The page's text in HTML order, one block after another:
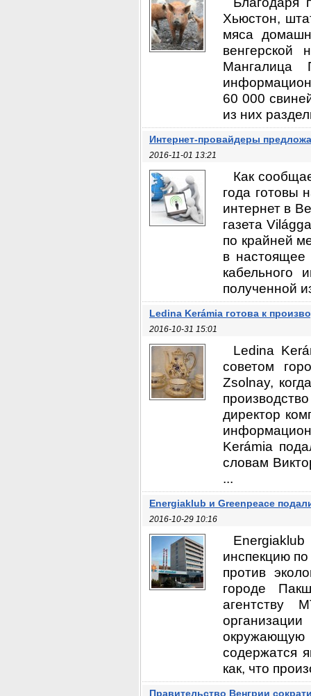
Хьюстон,
мяса
венгерской
Мангалица
60 000
из них
Интернет-провайдеры
2016-11-01 13:21
Как
года готовы
интернет в
газета
по крайней
в настоящее
кабельного
полученной
Ledina Kerámia готова к
2016-10-31 15:01
Ledina
советом
Zsolnay,
директор
Kerámia
словам
...
Energiaklub и Greenpeace
2016-10-29 10:16
инспекцию
против
городе
агентству
окружающую
содержатся
как, что
Правительство Венгрии